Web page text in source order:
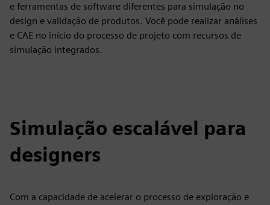
e ferramentas de software diferentes para simulação no
design e validação de produtos. Você pode realizar análises
e CAE no início do processo de projeto com recursos de
simulação integrados.
Simulação escalável para
designers
Com a capacidade de acelerar o processo de exploração e